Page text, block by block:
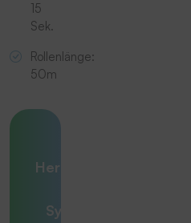
15
Sek.
Rollenlänge:
50m
Herausforderung
Systemlösung